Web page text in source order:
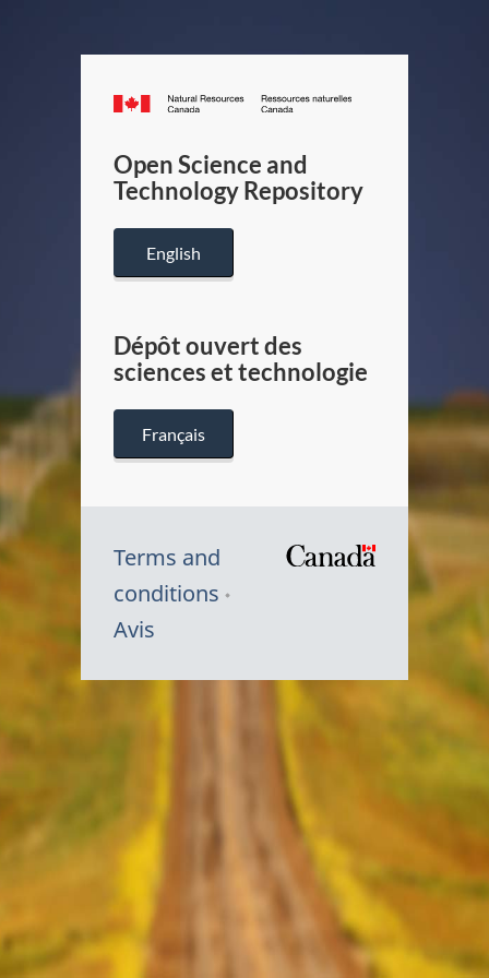
Canada.ca
/
Canada
Open Science and
Technology Repository
English
Dépôt ouvert des
sciences et technologie
Français
Terms and
conditions
Avis
Symbole
Canada